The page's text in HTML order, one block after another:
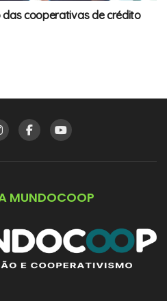
cooperativas de crédito
MUNDOCOOP